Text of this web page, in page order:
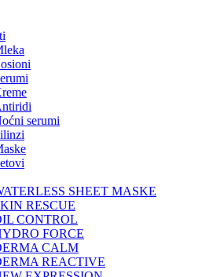
serumi
SHEET MASKE
RESCUE
CONTROL
FORCE
CALM
REACTIVE